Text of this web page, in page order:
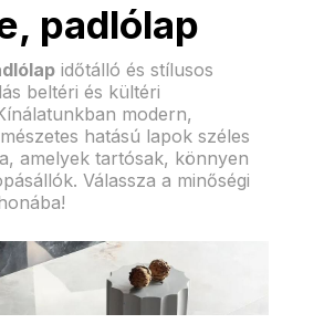
padlólap
időtálló és stílusos
beltéri és kültéri
modern,
hatású lapok széles
amelyek tartósak, könnyen
Válassza a minőségi